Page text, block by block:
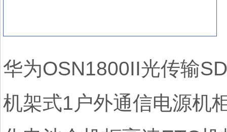
华为OSN1800II光传输
机架式1户外通信电源机